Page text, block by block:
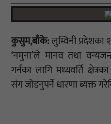
कुसुम,बाँके:लुम्विनी प्रदेशका
‘नमुना’ले मानव तथा
गर्नका लागि मध्यवर्ति
संग जोडनुपर्ने धारणा ब्यक्त